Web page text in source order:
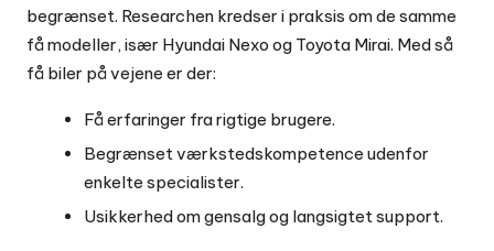
begrænset. Researchen kredser i praksis om de samme
få modeller, især Hyundai Nexo og Toyota Mirai. Med så
få biler på vejene er der:
Få erfaringer fra rigtige brugere.
Begrænset værkstedskompetence udenfor
enkelte specialister.
Usikkerhed om gensalg og langsigtet support.